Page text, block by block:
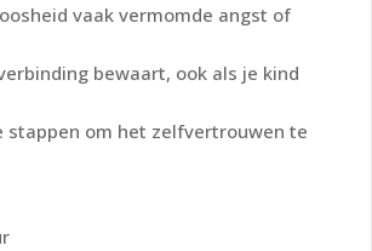
vaak vermomde angst of
bewaart, ook als je kind
stappen om het zelfvertrouwen te